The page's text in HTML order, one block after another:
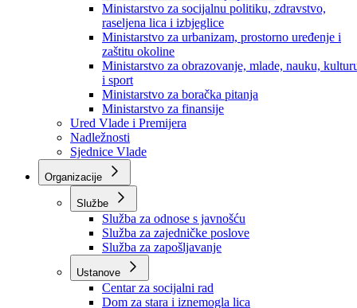
Ministarstvo za privredu
Ministarstvo za pravosuđe, upravu i radne odnose
Ministarstvo za unutrašnje poslove
Ministarstvo za socijalnu politiku, zdravstvo,
raseljena lica i izbjeglice
Ministarstvo za urbanizam, prostorno uređenje i
zaštitu okoline
Ministarstvo za obrazovanje, mlade, nauku,
i sport
Ministarstvo za boračka pitanja
Ministarstvo za finansije
Ured Vlade i Premijera
Nadležnosti
Sjednice Vlade
Organizacije
Službe
Služba za odnose s javnošću
Služba za zajedničke poslove
Služba za zapošljavanje